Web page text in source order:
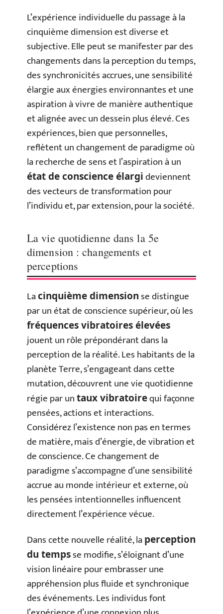
L’expérience individuelle du passage à la
cinquième dimension est diverse et
subjective. Elle peut se manifester par des
changements dans la perception du temps,
des synchronicités accrues, une sensibilité
élargie aux énergies environnantes et une
aspiration à vivre de manière authentique
et alignée avec un dessein plus élevé. Ces
expériences, bien que personnelles,
reflètent un changement de paradigme où
la recherche de sens et l’aspiration à un
état de conscience élargideviennent
des vecteurs de transformation pour
l’individu et, par extension, pour la société.
La vie quotidienne dans la 5e
dimension : changements et
perceptions
Lacinquième dimensionse distingue
par un état de conscience supérieur, où les
fréquences vibratoires élevées
jouent un rôle prépondérant dans la
perception de la réalité. Les habitants de la
planète Terre, s’engageant dans cette
mutation, découvrent une vie quotidienne
régie par untaux vibratoirequi façonne
pensées, actions et interactions.
Considérez l’existence non pas en termes
de matière, mais d’énergie, de vibration et
de conscience. Ce changement de
paradigme s’accompagne d’une sensibilité
accrue au monde intérieur et externe, où
les pensées intentionnelles influencent
directement l’expérience vécue.
Dans cette nouvelle réalité, laperception
du tempsse modifie, s’éloignant d’une
vision linéaire pour embrasser une
appréhension plus fluide et synchronique
des événements. Les individus font